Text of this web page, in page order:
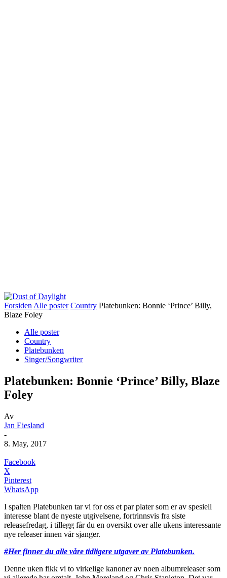
Forsiden Alle poster Country Platebunken: Bonnie ‘Prince’ Billy,
Blaze Foley
Alle poster
Country
Platebunken
Singer/Songwriter
Platebunken: Bonnie ‘Prince’ Billy, Blaze
Foley
Av
Jan Eiesland
-
8. May, 2017
Facebook
X
Pinterest
WhatsApp
I spalten Platebunken tar vi for oss et par plater som er av spesiell
interesse blant de nyeste utgivelsene, fortrinnsvis fra siste
releasefredag, i tillegg får du en oversikt over alle ukens interessante
nye releaser innen vår sjanger.
#Her finner du alle våre tidligere utgaver av Platebunken.
Denne uken fikk vi to virkelige kanoner av noen albumreleaser som